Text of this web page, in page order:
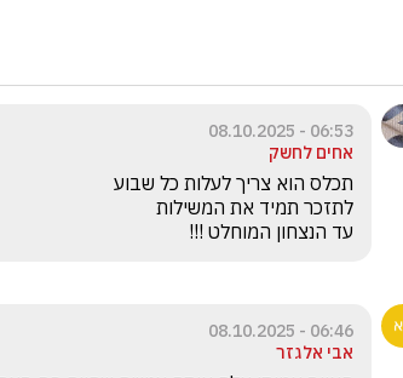
06:53 - 08.10.2025
אחים לחשק
עד הנצחון המוחלט !!!
06:46 - 08.10.2025
אבי אלגזר